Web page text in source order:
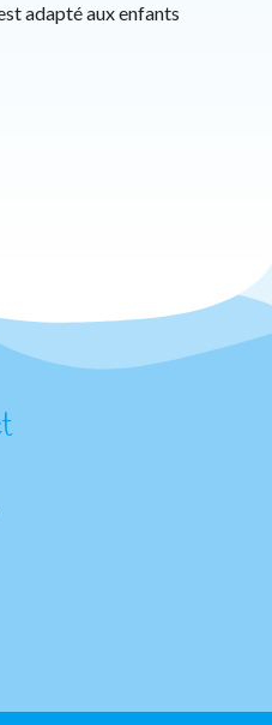
adapté aux enfants